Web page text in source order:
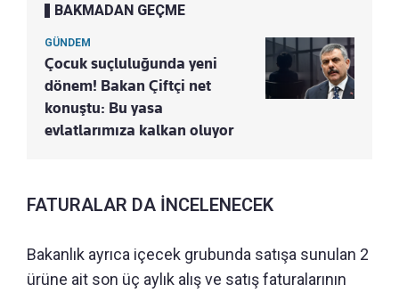
BAKMADAN GEÇME
GÜNDEM
Çocuk suçluluğunda yeni
dönem! Bakan Çiftçi net
konuştu: Bu yasa
evlatlarımıza kalkan oluyor
FATURALAR DA İNCELENECEK
Bakanlık ayrıca içecek grubunda satışa sunulan 2
ürüne ait son üç aylık alış ve satış faturalarının